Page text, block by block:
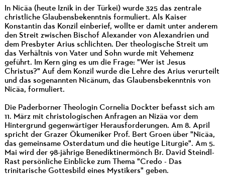
In Nicäa (heute Iznik in der Türkei) wurde 325 das zentrale
christliche Glaubensbekenntnis formuliert. Als Kaiser
Konstantin das Konzil einberief, wollte er damit unter anderem
den Streit zwischen Bischof Alexander von Alexandrien und
dem Presbyter Arius schlichten. Der theologische Streit um
das Verhältnis von Vater und Sohn wurde mit Vehemenz
geführt. Im Kern ging es um die Frage: "Wer ist Jesus
Christus?" Auf dem Konzil wurde die Lehre des Arius verurteilt
und das sogenannten Nicänum, das Glaubensbekenntnis von
Nicäa, formuliert.
Die Paderborner Theologin Cornelia Dockter befasst sich am
11. März mit christologischen Anfragen an Nizäa vor dem
Hintergrund gegenwärtiger Herausforderungen. Am 8. April
spricht der Grazer Ökumeniker Prof. Bert Groen über "Nicäa,
das gemeinsame Osterdatum und die heutige Liturgie". Am 5.
Mai wird der 98-jährige Benediktinermönch Br. David Steindl-
Rast persönliche Einblicke zum Thema "Credo - Das
trinitarische Gottesbild eines Mystikers" geben.